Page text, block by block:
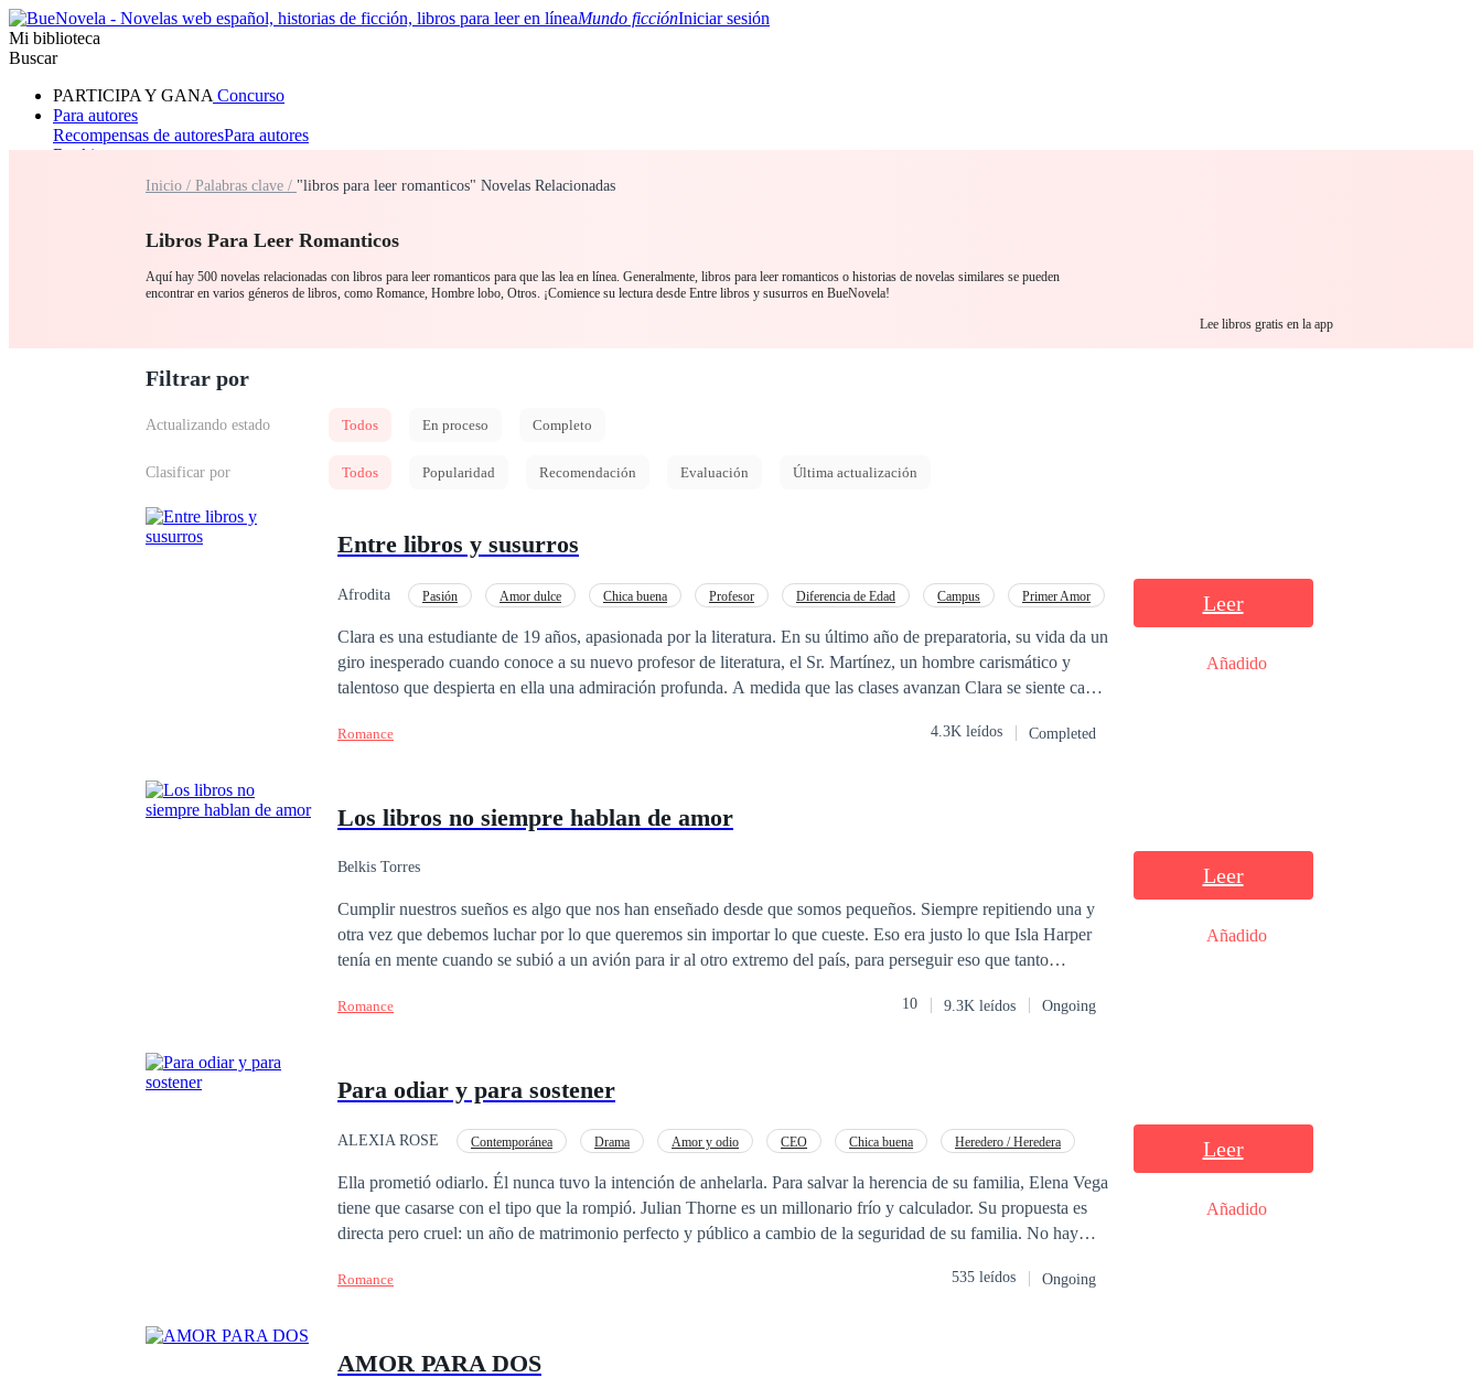
Mundo ficciónIniciar sesión
Mi biblioteca
Buscar
PARTICIPA Y GANA Concurso
Para autores
Recompensas de autoresPara autores
Ranking
RomanceHombre loboMafiaSistemaFantasía
Inicio / Palabras clave / "libros para leer romanticos" Novelas Relacionadas
Libros Para Leer Romanticos
Aquí hay 500 novelas relacionadas con libros para leer romanticos para que las lea en línea. Generalmente, libros para leer romanticos o historias de novelas similares se pueden
encontrar en varios géneros de libros, como Romance, Hombre lobo, Otros. ¡Comience su lectura desde Entre libros y susurros en BueNovela!
Lee libros gratis en la app
Filtrar por
Actualizando estado Todos En proceso Completo
Clasificar por Todos Popularidad Recomendación Evaluación Última actualización
Entre libros y susurros
Afrodita Pasión Amor dulce Chica buena Profesor Diferencia de Edad Campus Primer Amor
Clara es una estudiante de 19 años, apasionada por la literatura. En su último año de preparatoria, su vida da un
giro inesperado cuando conoce a su nuevo profesor de literatura, el Sr. Martínez, un hombre carismático y
talentoso que despierta en ella una admiración profunda. A medida que las clases avanzan Clara se siente cada
Romance 4.3K leídos Completed
Leer
Añadido
Los libros no siempre hablan de amor
Belkis Torres
Cumplir nuestros sueños es algo que nos han enseñado desde que somos pequeños. Siempre repitiendo una y
otra vez que debemos luchar por lo que queremos sin importar lo que cueste. Eso era justo lo que Isla Harper
tenía en mente cuando se subió a un avión para ir al otro extremo del país, para perseguir eso que tanto
vendrían muchas cosas más, nuevas amistades, nuevos gustos, pero sobre todo, algo sobre lo que solamente
Romance 10 9.3K leídos Ongoing
Leer
Añadido
Para odiar y para sostener
ALEXIA ROSE Contemporánea Drama Amor y odio CEO Chica buena
Heredero / Heredera
Ella prometió odiarlo. Él nunca tuvo la intención de anhelarla. Para salvar la herencia de su familia, Elena Vega
tiene que casarse con el tipo que la rompió. Julian Thorne es un millonario frío y calculador. Su propuesta es
directa pero cruel: un año de matrimonio perfecto y público a cambio de la seguridad de su familia. No hay
frío, aferrándose a su ira como su única protección. Pero la línea que separa su amor falso de una tensión real y
para ellos en este momento no es que se descubra su mentira; sino la horrible y inequívoca verdad: están
Romance 535 leídos Ongoing
Leer
Añadido
AMOR PARA DOS